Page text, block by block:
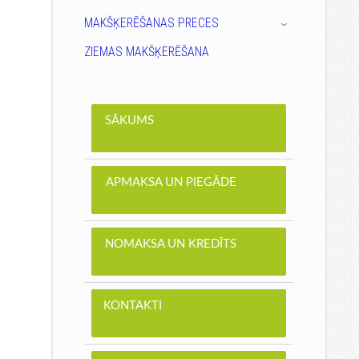
MAKŠĶERĒŠANAS PRECES
›
ZIEMAS MAKŠĶERĒŠANA
SĀKUMS
APMAKSA UN PIEGĀDE
NOMAKSA UN KREDĪTS
KONTAKTI